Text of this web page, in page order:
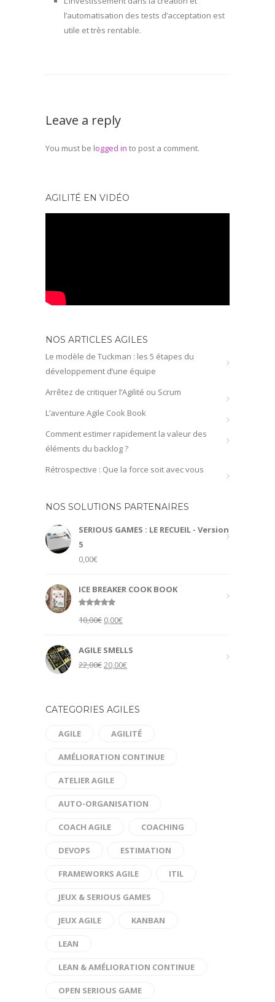
l’automatisation des tests d’acceptation est
utile et très rentable.
Leave a reply
You must be logged in to post a comment.
AGILITÉ EN VIDÉO
NOS ARTICLES AGILES
Le modèle de Tuckman : les 5 étapes du
développement d’une équipe
Arrêtez de critiquer l’Agilité ou Scrum
L’aventure Agile Cook Book
Comment estimer rapidement la valeur des
éléments du backlog ?
Rétrospective : Que la force soit avec vous
NOS SOLUTIONS PARTENAIRES
SERIOUS GAMES : LE RECUEIL - Version
5
0,00€
ICE BREAKER COOK BOOK
out of 5
10,00€ Original
was:
10,00€.
0,00€Current
is:
0,00€.
AGILE SMELLS
22,00€ Original
22,00€.
20,00€Current
20,00€.
CATEGORIES AGILES
AGILE AGILITÉ
AMÉLIORATION CONTINUE
ATELIER AGILE
AUTO-ORGANISATION
COACH AGILE COACHING
DEVOPS ESTIMATION
FRAMEWORKS AGILE ITIL
JEUX & SERIOUS GAMES
JEUX AGILE KANBAN
LEAN
LEAN & AMÉLIORATION CONTINUE
OPEN SERIOUS GAME